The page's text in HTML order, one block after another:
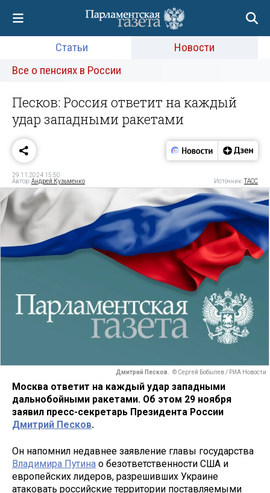
Статьи
Новости
Все о пенсиях в России
Песков: Россия ответит на каждый
удар западными ракетами
29.11.2024 15:50
Автор:Андрей Кузьменко Источник:ТАСС
Дмитрий Песков. © Сергей Бобылев / РИА Новости
Москва ответит на каждый удар западными
дальнобойными ракетами. Об этом 29 ноября
заявил пресс-секретарь Президента России
Дмитрий Песков.
Он напомнил недавнее заявление главы государства
Владимира Путина о безответственности США и
европейских лидеров, разрешивших Украине
атаковать российские территории поставляемыми